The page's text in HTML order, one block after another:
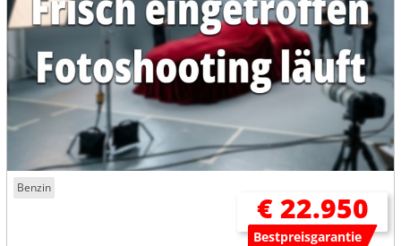
Benzin
€ 22.950
Bestpreisgarantie